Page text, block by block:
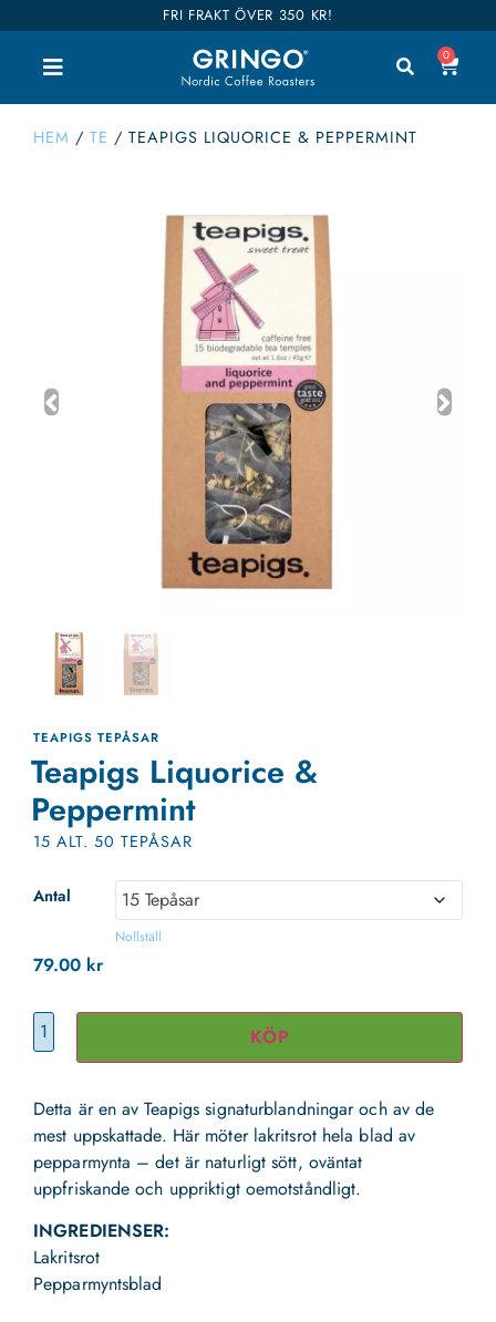
FRI FRAKT ÖVER 350 KR!
0
HEM / TE / TEAPIGS LIQUORICE & PEPPERMINT
TEAPIGS TEPÅSAR
Teapigs Liquorice &
Peppermint
15 ALT. 50 TEPÅSAR
Antal
Nollställ
79.00 kr
KÖP
Detta är en av Teapigs signaturblandningar och av de
mest uppskattade. Här möter lakritsrot hela blad av
pepparmynta – det är naturligt sött, oväntat
uppfriskande och uppriktigt oemotståndligt.
INGREDIENSER:
Lakritsrot
Pepparmyntsblad